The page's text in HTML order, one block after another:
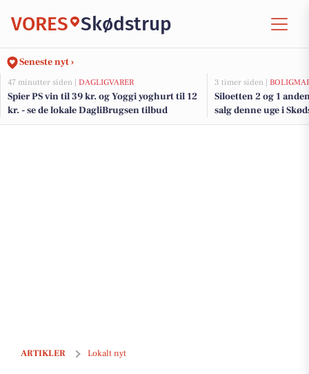
VORES Skødstrup
Seneste nyt ›
47 minutter siden | DAGLIGVARER
Spier PS vin til 39 kr. og Yoggi yoghurt til 12
kr. - se de lokale DagliBrugsen tilbud
3 timer siden |
Siloetten 2 og 1
salg denne uge i
her.
ARTIKLER Lokalt nyt
Aarhus styrker sin position som førende spilby med nye initiativer